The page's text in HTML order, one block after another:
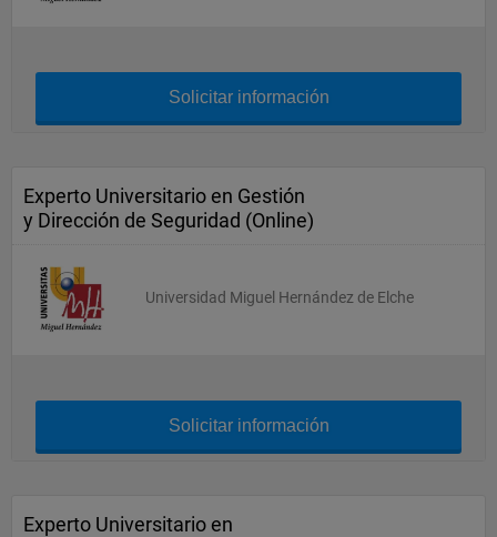
Solicitar información
Experto Universitario en Gestión
y Dirección de Seguridad (Online)
Universidad Miguel Hernández de Elche
Solicitar información
Experto Universitario en